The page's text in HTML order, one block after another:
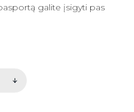
galite įsigyti pas